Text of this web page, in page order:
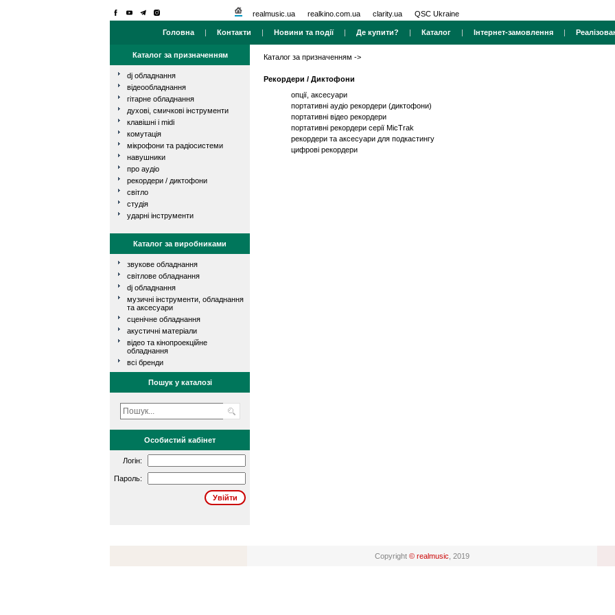
realmusic.ua realkino.com.ua clarity.ua QSC Ukraine
Головна | Контакти | Новини та події| Де купити? | Каталог | Інтернет-замовлення |
Каталог за призначенням
dj обладнання
відеообладнання
гітарне обладнання
духові, смичкові інструменти
клавішні і midi
комутація
мікрофони та радіосистеми
навушники
про аудіо
рекордери / диктофони
світло
студія
ударні інструменти
Каталог за виробниками
звукове обладнання
світлове обладнання
dj обладнання
музичні інструменти, обладнання
та аксесуари
сценічне обладнання
акустичні матеріали
відео та кінопроекційне
обладнання
всі бренди
Пошук у каталозі
Особистий кабінет
Логін:
Пароль:
Каталог за призначенням ->
Рекордери / Диктофони
опції, аксесуари
портативні аудіо рекордери (диктофони)
портативні відео рекордери
портативні рекордери серії MicTrak
рекордери та аксесуари для подкастингу
цифрові рекордери
Copyright © realmusic , 2019